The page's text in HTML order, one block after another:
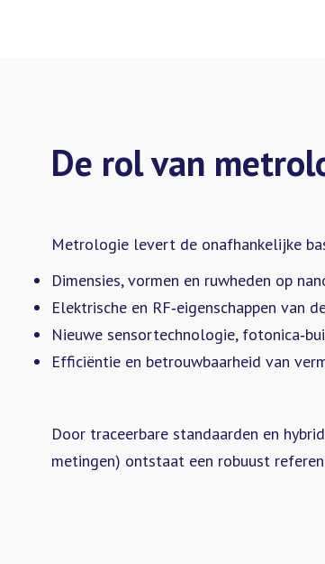
De rol van
Metrologie levert de onafhankelijke
Dimensies, vormen en ruwheden op
Elektrische en RF‑eigenschappen van
Nieuwe sensortechnologie,
Efficiëntie en betrouwbaarheid van
Door traceerbare standaarden en
metingen) ontstaat een robuust